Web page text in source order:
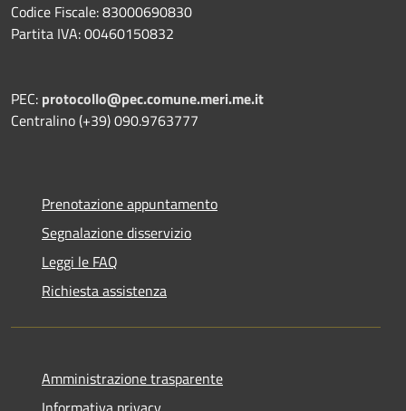
Codice Fiscale: 83000690830
Partita IVA: 00460150832
PEC: protocollo@pec.comune.meri.me.it
Centralino (+39) 090.9763777
Prenotazione appuntamento
Segnalazione disservizio
Leggi le FAQ
Richiesta assistenza
Amministrazione trasparente